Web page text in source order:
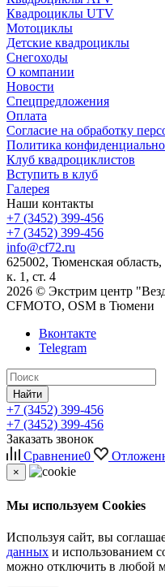
Квадроциклы UTV
Мотоциклы
Детские квадроциклы
Снегоходы
О компании
Новости
Спецпредложения
Оплата
Согласие на обработку
Политика
Клуб квадроциклистов
Вступить в клуб
Галерея
Наши контакты
+7 (3452) 399-456
+7 (3452) 399-456
info@cf72.ru
625002, Тюменская
к. 1, ст. 4
2026 © Экстрим центр
CFMOTO, OSM в Тюмени
Вконтакте
Telegram
Найти
+7 (3452) 399-456
+7 (3452) 399-456
Заказать звонок
Сравнение0
×
Мы используем Cookies
Используя сайт, вы
данных и использованием
можно отключить в любой